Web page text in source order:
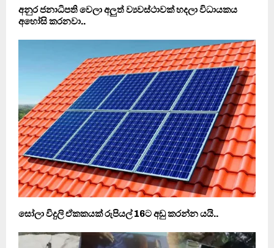
අනුර ජනාධිපති වෙලා අලුත් ව්‍යවස්ථාවක් හදලා විධායකය
අහෝසි කරනවා..
සෝලා විදුලි ඒකකයක් රුපියල් 16ට අඩු කරන්න යයි..